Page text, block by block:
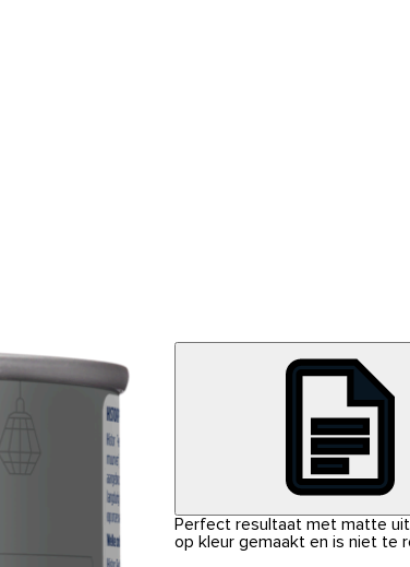
Perfect resultaat met matte
op kleur gemaakt en is niet te